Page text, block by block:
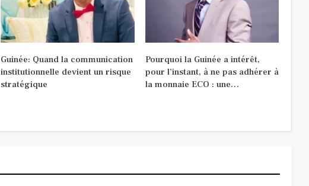
Guinée: Quand la communication
institutionnelle devient un risque
stratégique
Pourquoi la Guinée a intérêt,
pour l’instant, à ne pas adhérer à
la monnaie ECO : une…